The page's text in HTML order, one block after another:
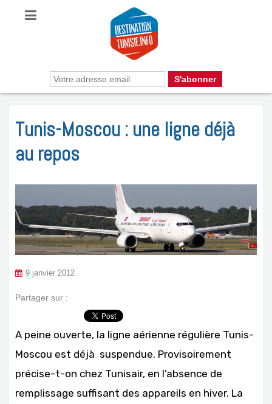
Tunis-Moscou : une ligne déjà
au repos
9 janvier 2012
Partager sur :
A peine ouverte, la ligne aérienne régulière Tunis-
Moscou est déjà suspendue. Provisoirement
précise-t-on chez Tunisair, en l’absence de
remplissage suffisant des appareils en hiver. La